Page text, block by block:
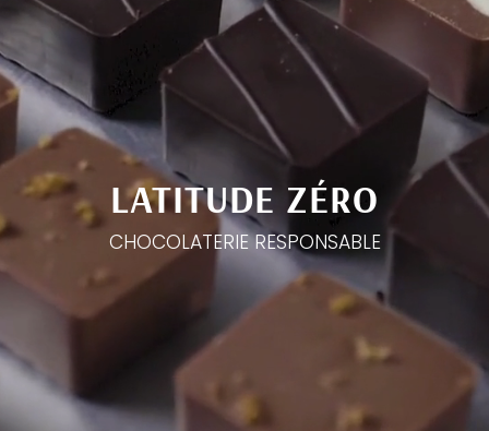
LATITUDE ZÉRO
CHOCOLATERIE RESPONSABLE